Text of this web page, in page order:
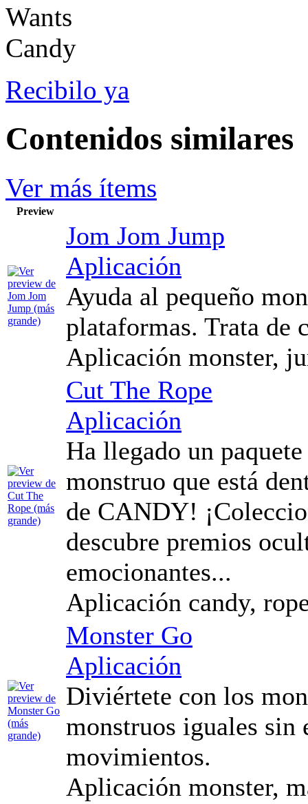
Recibilo ya
Contenidos similares
Ver más ítems
Preview
Jom Jom Jump
Aplicación
Ayuda al pequeño
plataformas. Trata de
Aplicación monster,
Cut The Rope
Aplicación
Ha llegado un
monstruo que está
de CANDY!
descubre premios
emocionantes...
Aplicación candy,
Monster Go
Aplicación
Diviértete con los
monstruos iguales sin
movimientos.
Aplicación monster,